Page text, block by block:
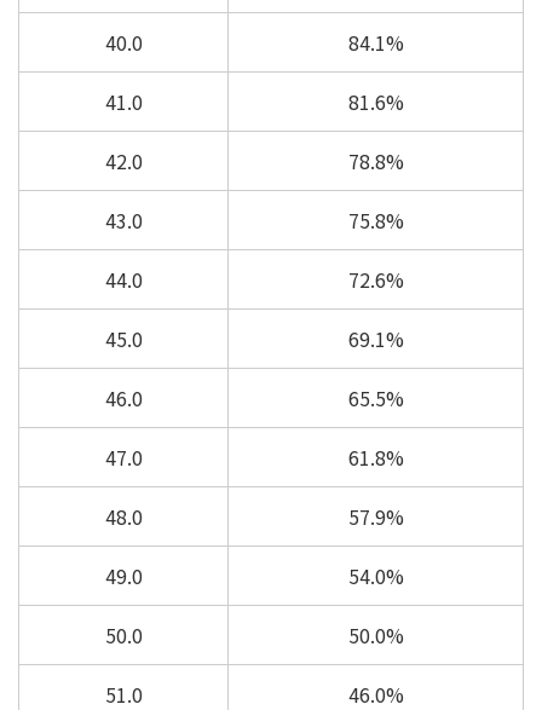
40.0 84.1%
41.0 81.6%
42.0 78.8%
43.0 75.8%
44.0 72.6%
45.0 69.1%
46.0 65.5%
47.0 61.8%
48.0 57.9%
49.0 54.0%
50.0 50.0%
51.0 46.0%